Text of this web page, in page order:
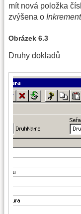
mít nová položka
zvýšena o Inkrement
Obrázek 6.3
Druhy dokladů